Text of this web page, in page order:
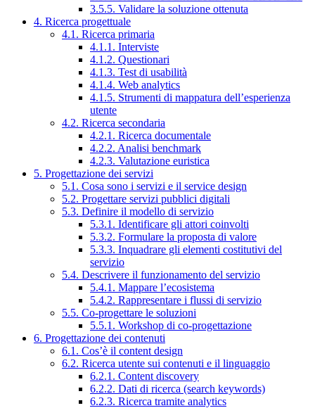
3.5.5. Validare la soluzione ottenuta
4. Ricerca progettuale
4.1. Ricerca primaria
4.1.1. Interviste
4.1.2. Questionari
4.1.3. Test di usabilità
4.1.4. Web analytics
4.1.5. Strumenti di mappatura dell’esperienza
utente
4.2. Ricerca secondaria
4.2.1. Ricerca documentale
4.2.2. Analisi benchmark
4.2.3. Valutazione euristica
5. Progettazione dei servizi
5.1. Cosa sono i servizi e il service design
5.2. Progettare servizi pubblici digitali
5.3. Definire il modello di servizio
5.3.1. Identificare gli attori coinvolti
5.3.2. Formulare la proposta di valore
5.3.3. Inquadrare gli elementi costitutivi del
servizio
5.4. Descrivere il funzionamento del servizio
5.4.1. Mappare l’ecosistema
5.4.2. Rappresentare i flussi di servizio
5.5. Co-progettare le soluzioni
5.5.1. Workshop di co-progettazione
6. Progettazione dei contenuti
6.1. Cos’è il content design
6.2. Ricerca utente sui contenuti e il linguaggio
6.2.1. Content discovery
6.2.2. Dati di ricerca (search keywords)
6.2.3. Ricerca tramite analytics